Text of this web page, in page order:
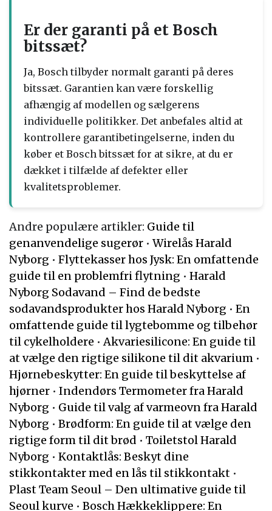
Er der garanti på et Bosch
bitssæt?
Ja, Bosch tilbyder normalt garanti på deres
bitssæt. Garantien kan være forskellig
afhængig af modellen og sælgerens
individuelle politikker. Det anbefales altid at
kontrollere garantibetingelserne, inden du
køber et Bosch bitssæt for at sikre, at du er
dækket i tilfælde af defekter eller
kvalitetsproblemer.
Andre populære artikler: Guide til
genanvendelige sugerør • Wirelås Harald
Nyborg • Flyttekasser hos Jysk: En omfattende
guide til en problemfri flytning • Harald
Nyborg Sodavand – Find de bedste
sodavandsprodukter hos Harald Nyborg • En
omfattende guide til lygtebomme og tilbehør
til cykelholdere •Akvariesilicone: En guide til
at vælge den rigtige silikone til dit akvarium •
Hjørnebeskytter: En guide til beskyttelse af
hjørner • Indendørs Termometer fra Harald
Nyborg • Guide til valg af varmeovn fra Harald
Nyborg • Brødform: En guide til at vælge den
rigtige form til dit brød • Toiletstol Harald
Nyborg • Kontaktlås: Beskyt dine
stikkontakter med en lås til stikkontakt •
Plast Team Seoul – Den ultimative guide til
Seoul kurve • Bosch Hækkeklippere: En